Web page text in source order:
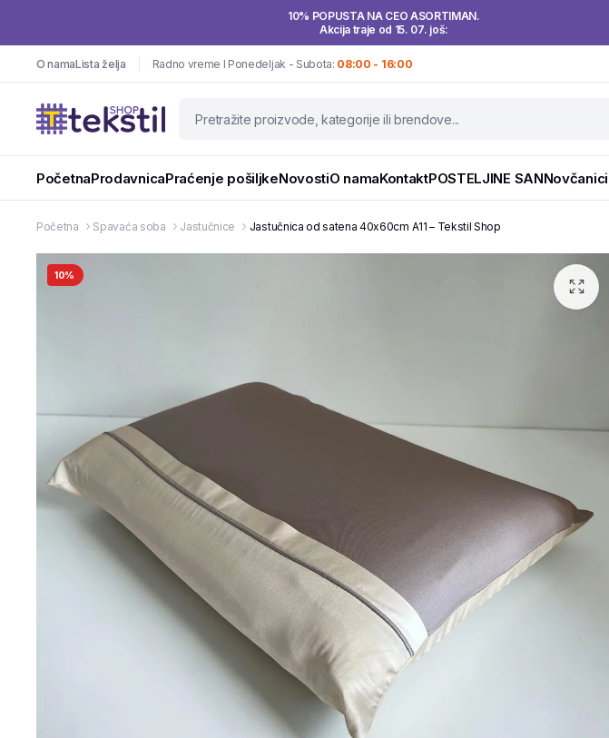
10% POPUSTA NA CEO ASORTIMAN.
Akcija traje od 15. 07. još:
O namaLista želja Radno vreme I Ponedeljak - Subota: 08:00 - 16:00
PočetnaProdavnicaPraćenje pošiljkeNovostiO namaKontaktPOSTELJINE SANNovčanici
Početna Spavaća soba Jastučnice Jastučnica od satena 40x60cm A11 – Tekstil Shop
10%